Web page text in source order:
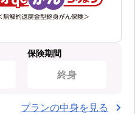
保険期間
終身
プランの中身を見る